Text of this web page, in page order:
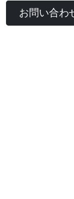
お問い合わ